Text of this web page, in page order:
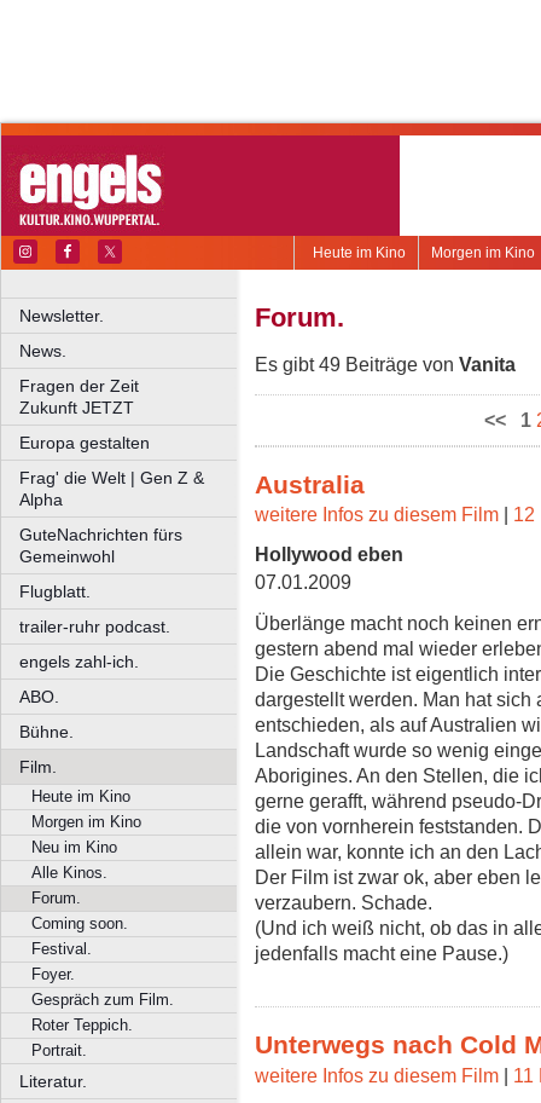
Morgen im Kino
Heute im Kino
Newsletter.
News.
Fragen der Zeit
Zukunft JETZT
Europa gestalten
Frag' die Welt | Gen Z &
Alpha
GuteNachrichten fürs
Gemeinwohl
Flugblatt.
trailer-ruhr podcast.
engels zahl-ich.
ABO.
Bühne.
Film.
Heute im Kino
Morgen im Kino
Neu im Kino
Alle Kinos.
Forum.
Coming soon.
Festival.
Foyer.
Gespräch zum Film.
Roter Teppich.
Portrait.
Literatur.
Forum.
Es gibt 49 Beiträge von Vanita
<< 1
Australia
weitere Infos zu diesem Film | 12
Hollywood eben
07.01.2009
Überlänge macht noch keinen
gestern abend mal wieder
Die Geschichte ist eigentlich
dargestellt werden. Man hat
entschieden, als auf Australien
Landschaft wurde so wenig
Aborigines. An den Stellen, die
gerne gerafft, während pseudo-
die von vornherein feststanden.
allein war, konnte ich an den
Der Film ist zwar ok, aber eben
verzaubern. Schade.
(Und ich weiß nicht, ob das in
jedenfalls macht eine Pause.)
Unterwegs nach Cold
weitere Infos zu diesem Film | 11